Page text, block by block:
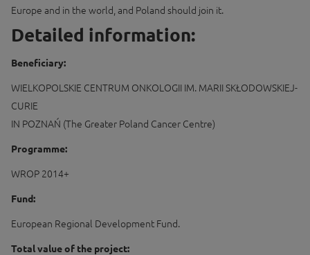
Europe and in the world, and Poland should join it.
Detailed information:
Beneficiary:
WIELKOPOLSKIE CENTRUM ONKOLOGII IM. MARII SKŁODOWSKIEJ-
CURIE
IN POZNAŃ (The Greater Poland Cancer Centre)
Programme:
WROP 2014+
Fund:
European Regional Development Fund.
Total value of the project: